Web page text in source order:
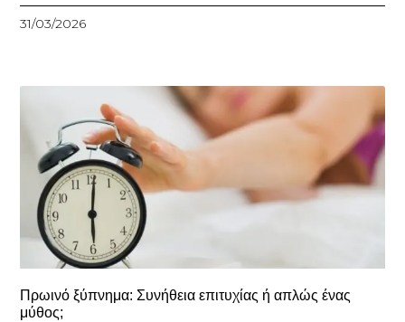
31/03/2026
Πρωινό ξύπνημα: Συνήθεια επιτυχίας ή απλώς ένας
μύθος;